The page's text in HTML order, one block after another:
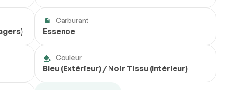
Carburant
Essence
Couleur
Bleu (Extérieur) / Noir Tissu (Intérieur)